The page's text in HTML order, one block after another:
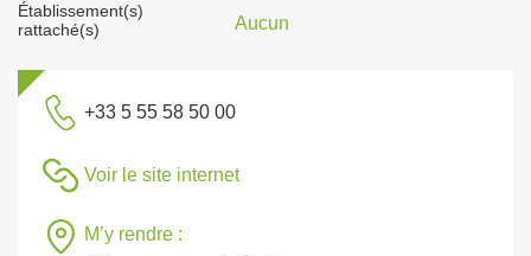
Établissement(s)
rattaché(s)
Aucun
+33 5 55 58 50 00
Voir le site internet
M’y rendre :